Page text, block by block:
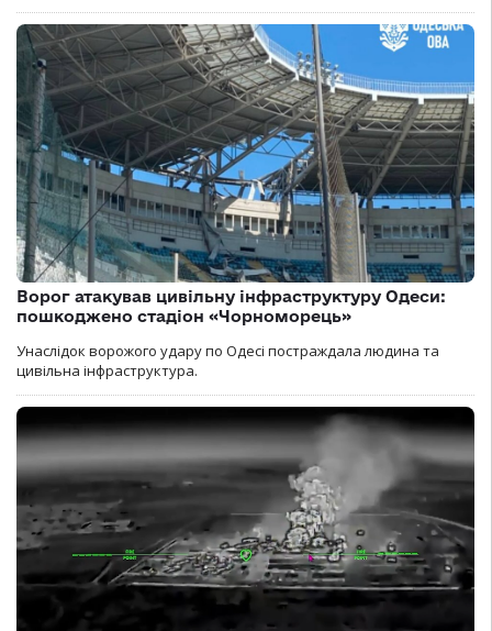
Ворог атакував цивільну інфраструктуру Одеси:
пошкоджено стадіон «Чорноморець»
Унаслідок ворожого удару по Одесі постраждала людина та
цивільна інфраструктура.